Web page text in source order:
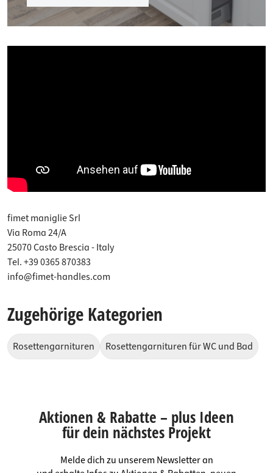
fimet maniglie Srl
Via Roma 24/A
25070 Casto Brescia - Italy
Tel. +39 0365 870383
info@fimet-handles.com
Zugehörige Kategorien
Rosettengarnituren Rosettengarnituren für WC und Bad
Aktionen & Rabatte – plus Ideen
für dein nächstes Projekt
Melde dich zu unserem Newsletter an